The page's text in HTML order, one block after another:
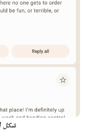
شکل 1.